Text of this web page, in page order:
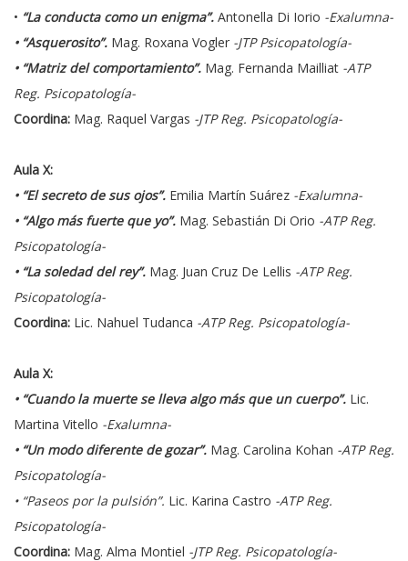
• “La conducta como un enigma”. Antonella Di Iorio -Exalumna-
• “Asquerosito”. Mag. Roxana Vogler -JTP Psicopatología-
• “Matriz del comportamiento”. Mag. Fernanda Mailliat -ATP
Reg. Psicopatología-
Coordina: Mag. Raquel Vargas -JTP Reg. Psicopatología-
Aula X:
• “El secreto de sus ojos”. Emilia Martín Suárez -Exalumna-
• “Algo más fuerte que yo”. Mag. Sebastián Di Orio -ATP Reg.
Psicopatología-
• “La soledad del rey”. Mag. Juan Cruz De Lellis -ATP Reg.
Psicopatología-
Coordina: Lic. Nahuel Tudanca -ATP Reg. Psicopatología-
Aula X:
• “Cuando la muerte se lleva algo más que un cuerpo”. Lic.
Martina Vitello -Exalumna-
• “Un modo diferente de gozar”. Mag. Carolina Kohan -ATP Reg.
Psicopatología-
• “Paseos por la pulsión”. Lic. Karina Castro -ATP Reg.
Psicopatología-
Coordina: Mag. Alma Montiel -JTP Reg. Psicopatología-